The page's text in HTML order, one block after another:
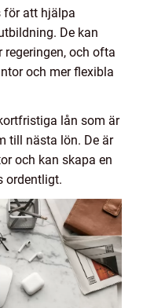
för att hjälpa
De kan
och ofta
och mer flexibla
lån som är
till nästa lön. De är
och kan skapa en
ordentligt.